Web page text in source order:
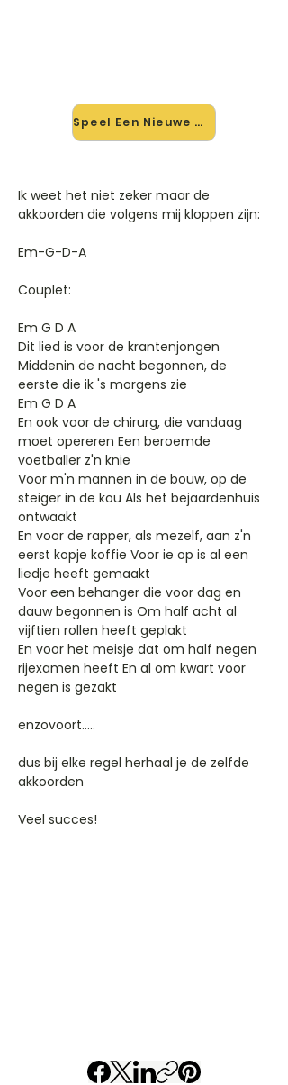
Speel Een Nieuwe Dag mee →
Ik weet het niet zeker maar de
akkoorden die volgens mij kloppen zijn:
Em-G-D-A
Couplet:
Em G D A
Dit lied is voor de krantenjongen
Middenin de nacht begonnen, de
eerste die ik 's morgens zie
Em G D A
En ook voor de chirurg, die vandaag
moet opereren Een beroemde
voetballer z'n knie
Voor m'n mannen in de bouw, op de
steiger in de kou Als het bejaardenhuis
ontwaakt
En voor de rapper, als mezelf, aan z'n
eerst kopje koffie Voor ie op is al een
liedje heeft gemaakt
Voor een behanger die voor dag en
dauw begonnen is Om half acht al
vijftien rollen heeft geplakt
En voor het meisje dat om half negen
rijexamen heeft En al om kwart voor
negen is gezakt
enzovoort.....
dus bij elke regel herhaal je de zelfde
akkoorden
Veel succes!